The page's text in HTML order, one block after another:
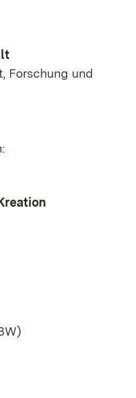
Forschung und